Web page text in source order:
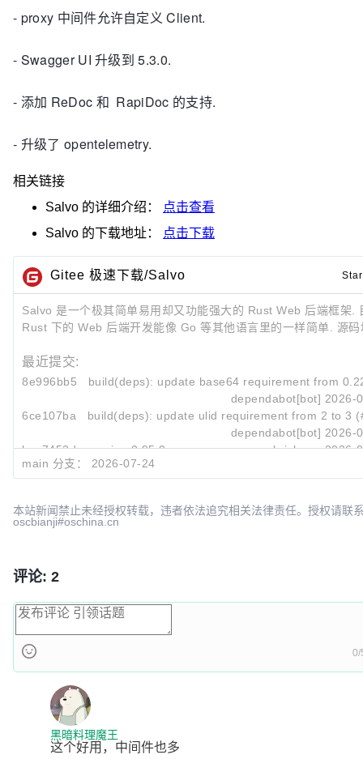
- proxy 中间件允许自定义 Client.
- Swagger UI 升级到 5.3.0.
- 添加 ReDoc 和 RapiDoc 的支持.
- 升级了 opentelemetry.
相关链接
Salvo 的详细介绍：
点击查看
Salvo 的下载地址： 点击下载
Gitee 极速下载/Salvo
Salvo 是一个极其简单易用却又功能强大的 Rust Web 后端框架.
Rust 下的 Web 后端开发能像 Go 等其他语言里的一样简单. 源
最近提交:
8e996bb5
build(deps): update base64 requirement from
dependabot[bot] 2026-
6ce107ba
build(deps): update ulid requirement from 2 to 3
dependabot[bot] 2026-
bca7452d
version 0.95.0 chrislearn 2026-
main 分支：
2026-07-24
本站新闻禁止未经授权转载，违者依法追究相关法律责任。授权请联
oscbianji#oschina.cn
评论: 2
0/
黑暗料理魔王
这个好用，中间件也多